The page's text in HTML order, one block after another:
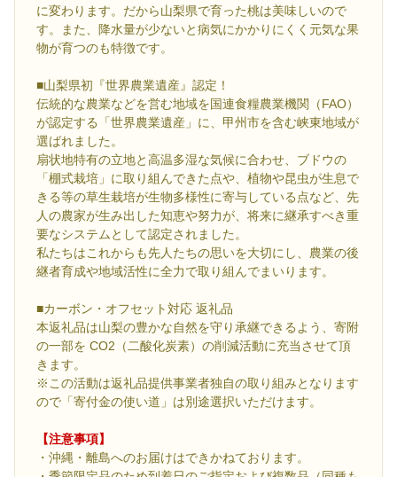
に変わります。だから山梨県で育った桃は美味しいので
す。また、降水量が少ないと病気にかかりにくく元気な果
物が育つのも特徴です。
■山梨県初『世界農業遺産』認定！
伝統的な農業などを営む地域を国連食糧農業機関（FAO）
が認定する「世界農業遺産」に、甲州市を含む峡東地域が
選ばれました。
扇状地特有の立地と高温多湿な気候に合わせ、ブドウの
「棚式栽培」に取り組んできた点や、植物や昆虫が生息で
きる等の草生栽培が生物多様性に寄与している点など、先
人の農家が生み出した知恵や努力が、将来に継承すべき重
要なシステムとして認定されました。
私たちはこれからも先人たちの思いを大切にし、農業の後
継者育成や地域活性に全力で取り組んでまいります。
■カーボン・オフセット対応 返礼品
本返礼品は山梨の豊かな自然を守り承継できるよう、寄附
の一部を CO2（二酸化炭素）の削減活動に充当させて頂
きます。
※この活動は返礼品提供事業者独自の取り組みとなります
ので「寄付金の使い道」は別途選択いただけます。
【注意事項】
・沖縄・離島へのお届けはできかねております。